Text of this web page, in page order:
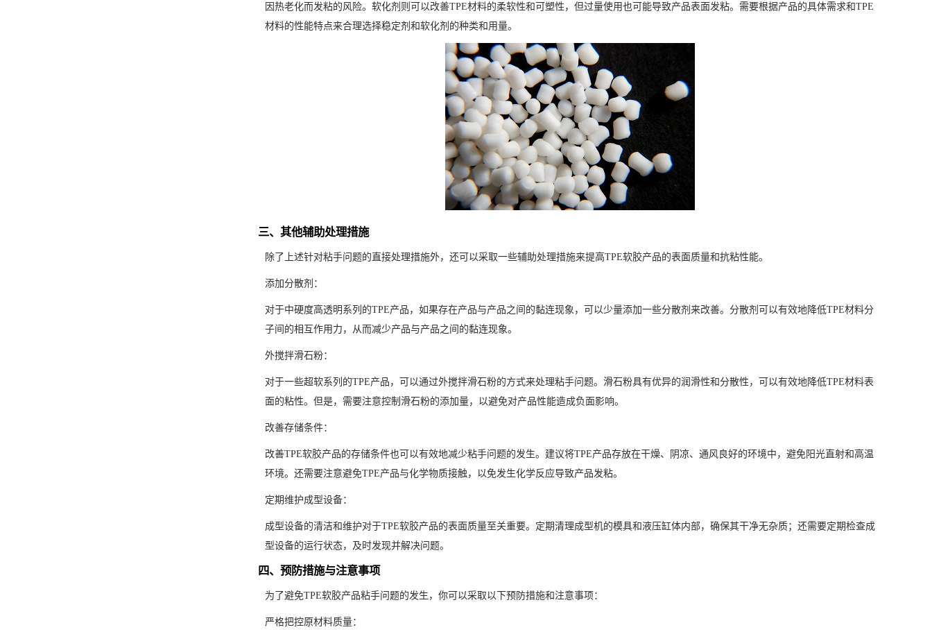
因热老化而发粘的风险。软化剂则可以改善TPE材料的柔软性和可塑性，但过量使用也可能导致产品表面发粘。需要根据产品的具体需求和TPE
材料的性能特点来合理选择稳定剂和软化剂的种类和用量。
三、其他辅助处理措施
除了上述针对粘手问题的直接处理措施外，还可以采取一些辅助处理措施来提高TPE软胶产品的表面质量和抗粘性能。
添加分散剂：
对于中硬度高透明系列的TPE产品，如果存在产品与产品之间的黏连现象，可以少量添加一些分散剂来改善。分散剂可以有效地降低TPE材料分
子间的相互作用力，从而减少产品与产品之间的黏连现象。
外搅拌滑石粉：
对于一些超软系列的TPE产品，可以通过外搅拌滑石粉的方式来处理粘手问题。滑石粉具有优异的润滑性和分散性，可以有效地降低TPE材料表
面的粘性。但是，需要注意控制滑石粉的添加量，以避免对产品性能造成负面影响。
改善存储条件：
改善TPE软胶产品的存储条件也可以有效地减少粘手问题的发生。建议将TPE产品存放在干燥、阴凉、通风良好的环境中，避免阳光直射和高温
环境。还需要注意避免TPE产品与化学物质接触，以免发生化学反应导致产品发粘。
定期维护成型设备：
成型设备的清洁和维护对于TPE软胶产品的表面质量至关重要。定期清理成型机的模具和液压缸体内部，确保其干净无杂质；还需要定期检查成
型设备的运行状态，及时发现并解决问题。
四、预防措施与注意事项
为了避免TPE软胶产品粘手问题的发生，你可以采取以下预防措施和注意事项：
严格把控原材料质量：